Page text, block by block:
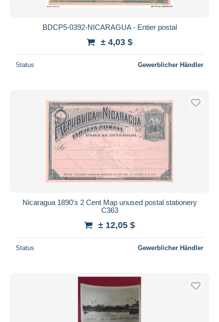
BDCP5-0392-NICARAGUA - Entier postal
± 4,03 $
Status Gewerblicher Händler
Nicaragua 1890's 2 Cent Map unused postal stationery
C363
± 12,05 $
Status Gewerblicher Händler